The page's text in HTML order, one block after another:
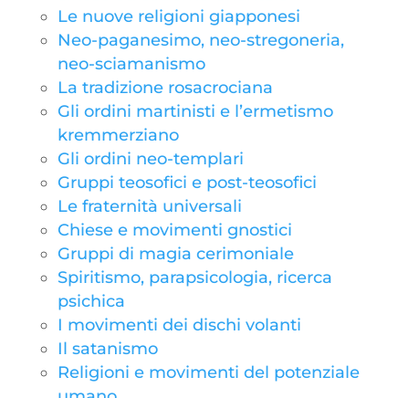
Le nuove religioni giapponesi
Neo-paganesimo, neo-stregoneria,
neo-sciamanismo
La tradizione rosacrociana
Gli ordini martinisti e l’ermetismo
kremmerziano
Gli ordini neo-templari
Gruppi teosofici e post-teosofici
Le fraternità universali
Chiese e movimenti gnostici
Gruppi di magia cerimoniale
Spiritismo, parapsicologia, ricerca
psichica
I movimenti dei dischi volanti
Il satanismo
Religioni e movimenti del potenziale